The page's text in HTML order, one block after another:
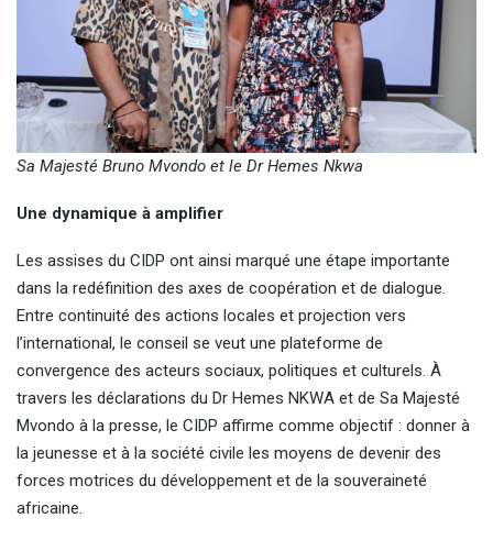
Sa Majesté Bruno Mvondo et le Dr Hemes Nkwa
Une dynamique à amplifier
Les assises du CIDP ont ainsi marqué une étape importante
dans la redéfinition des axes de coopération et de dialogue.
Entre continuité des actions locales et projection vers
l’international, le conseil se veut une plateforme de
convergence des acteurs sociaux, politiques et culturels. À
travers les déclarations du Dr Hemes NKWA et de Sa Majesté
Mvondo à la presse, le CIDP affirme comme objectif : donner à
la jeunesse et à la société civile les moyens de devenir des
forces motrices du développement et de la souveraineté
africaine.